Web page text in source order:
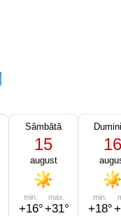
Sâmbătă
15
august
min.
+16°
max.
+31°
16
min.
+18°